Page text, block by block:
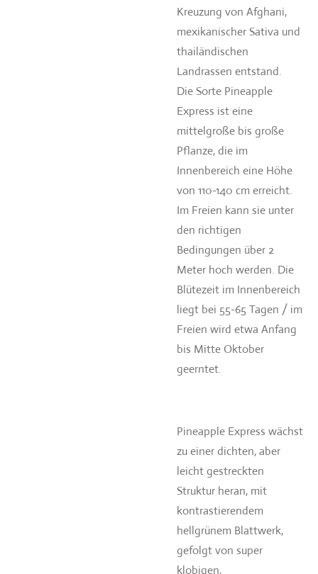
Kreuzung von Afghani,
mexikanischer Sativa und
thailändischen
Landrassen entstand.
Die Sorte Pineapple
Express ist eine
mittelgroße bis große
Pflanze, die im
Innenbereich eine Höhe
von 110-140 cm erreicht.
Im Freien kann sie unter
den richtigen
Bedingungen über 2
Meter hoch werden. Die
Blütezeit im Innenbereich
liegt bei 55-65 Tagen / im
Freien wird etwa Anfang
bis Mitte Oktober
geerntet.
Pineapple Express wächst
zu einer dichten, aber
leicht gestreckten
Struktur heran, mit
kontrastierendem
hellgrünem Blattwerk,
gefolgt von super
klobigen,